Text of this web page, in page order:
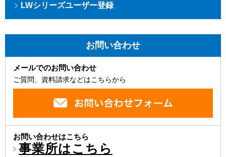
LWシリーズユーザー登録
お問い合わせ
メールでのお問い合わせ
ご質問、資料請求などはこちらから
お問い合わせはこちら
事業所はこちら